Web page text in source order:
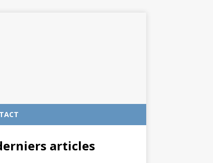
articles